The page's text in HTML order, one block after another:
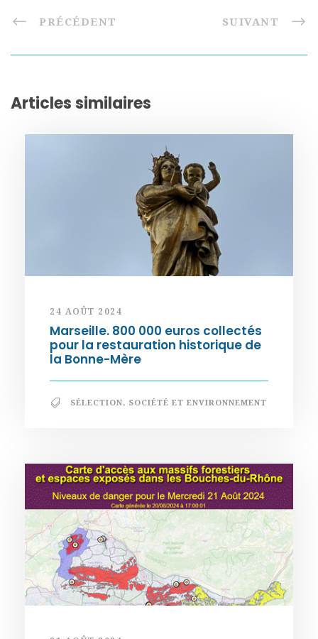
PRÉCÉDENT SUIVANT
Articles similaires
24 AOÛT 2024
Marseille. 800 000 euros collectés
pour la restauration historique de
la Bonne-Mère
SÉLECTION, SOCIÉTÉ ET ENVIRONNEMENT